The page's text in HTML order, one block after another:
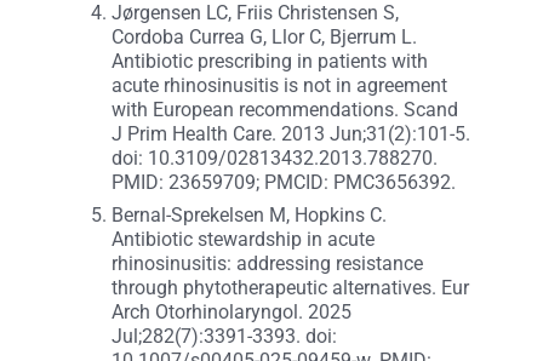
Jørgensen LC, Friis Christensen S,
Cordoba Currea G, Llor C, Bjerrum L.
Antibiotic prescribing in patients with
acute rhinosinusitis is not in agreement
with European recommendations. Scand
J Prim Health Care. 2013 Jun;31(2):101-5.
doi: 10.3109/02813432.2013.788270.
PMID: 23659709; PMCID: PMC3656392.
Bernal-Sprekelsen M, Hopkins C.
Antibiotic stewardship in acute
rhinosinusitis: addressing resistance
through phytotherapeutic alternatives. Eur
Arch Otorhinolaryngol. 2025
Jul;282(7):3391-3393. doi: